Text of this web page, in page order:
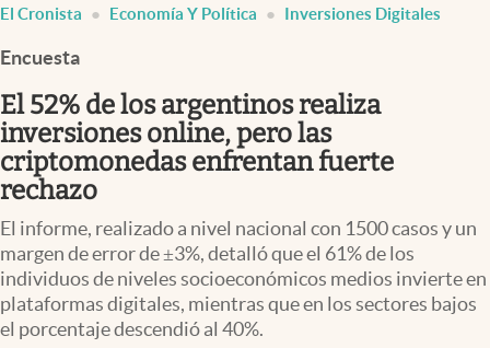
Finanzas y Mercados
Mercados Online
Negocios
Columnistas
Otras secciones
Apertura
Infotechnology
Clase
El Cronista Economía Y Política Inversiones Digitales
Encuesta
El 52% de los argentinos realiza
inversiones online, pero las
criptomonedas enfrentan fuerte
rechazo
El informe, realizado a nivel nacional con 1500 casos y un
margen de error de ±3%, detalló que el 61% de los
individuos de niveles socioeconómicos medios invierte en
plataformas digitales, mientras que en los sectores bajos
el porcentaje descendió al 40%.